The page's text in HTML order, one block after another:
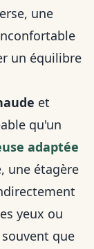
une
un équilibre
et
qu'un
adaptée
une étagère
yeux ou
que